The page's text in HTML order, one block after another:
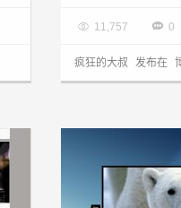
 11,757  0
疯狂的大叔 发布在